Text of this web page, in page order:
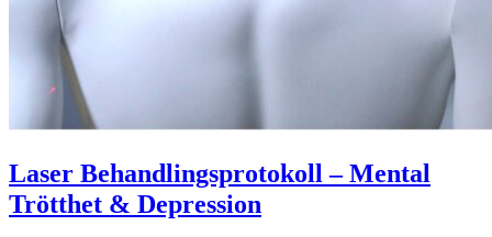
Laser Behandlingsprotokoll – Mental
Trötthet & Depression